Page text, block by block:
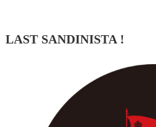
LAST SANDINISTA !